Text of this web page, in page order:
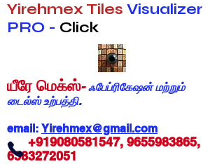
யீரே மெக்ஸ்-ஃபேப்ரிகேஷன் மற்றும்
டைல்ஸ் உற்பத்தி.
email: Yirehmex@gmail.com
+919080581547, 9655983865,
6383272051
Yirehmex Tiles Visualizer
PRO - Click